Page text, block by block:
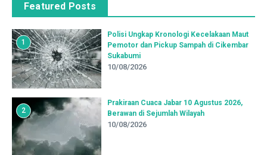
Featured Posts
1
Polisi Ungkap Kronologi Kecelakaan Maut
Pemotor dan Pickup Sampah di Cikembar
Sukabumi
10/08/2026
2
Prakiraan Cuaca Jabar 10 Agustus 2026,
Berawan di Sejumlah Wilayah
10/08/2026